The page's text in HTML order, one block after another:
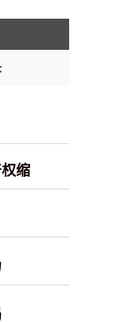
缩